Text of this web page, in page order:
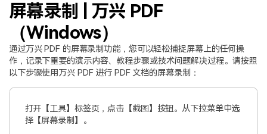
PDF提取页面
PDF表格
PDF页面调整
PDF文件创建
PDF注释
产品资讯
01.热门软件
02.转换PDF
查看更多 >
屏幕录制 | 万兴 PDF
（Windows）
通过万兴 PDF 的屏幕录制功能，您可以轻松捕捉屏幕上的任何操
作，记录下重要的演示内容、教程步骤或技术问题解决过程。请按照
以下步骤使用万兴 PDF 进行 PDF 文档的屏幕录制：
打开【工具】标签页，点击【截图】按钮。从下拉菜单中选
择【屏幕录制】。